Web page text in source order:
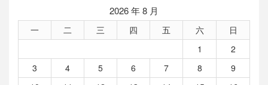
2026 年 8 月
一 二 三 四 五 六
日
1
2
3
4 5 6 7 8
9